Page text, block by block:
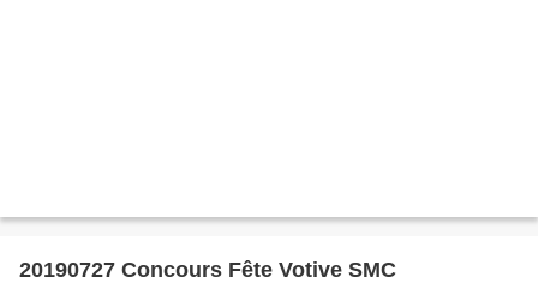
20190727 Concours Fête Votive SMC